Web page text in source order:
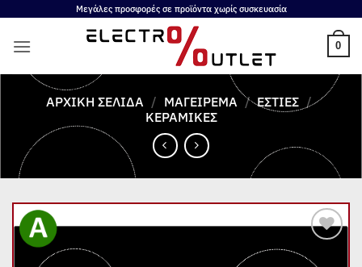
περιεχόμενο
Μεγάλες προσφορές σε προϊόντα χωρίς συσκευασία
0
ΑΡΧΙΚΉ ΣΕΛΊΔΑ / ΜΑΓΕΊΡΕΜΑ / ΕΣΤΊΕΣ /
ΚΕΡΑΜΙΚΈΣ
Add to